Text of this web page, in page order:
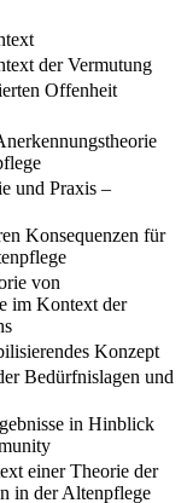
der Vermutung
Offenheit
und Praxis –
Konsequenzen für
von
im Kontext der
Konzept
Bedürfnislagen und
in Hinblick
einer Theorie der
in der Altenpflege